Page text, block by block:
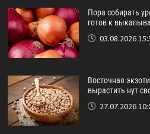
Пора собирать
готов к
03.08.2026
Восточная
вырастить нут
27.07.2026